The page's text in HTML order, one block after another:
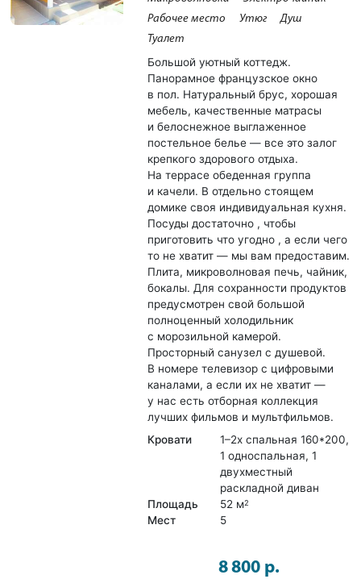
Рабочее место
Утюг
Душ
Туалет
Большой уютный коттедж.
Панорамное французское окно
в пол. Натуральный брус, хорошая
мебель, качественные матрасы
и белоснежное выглаженное
постельное белье — все это залог
крепкого здорового отдыха.
На террасе обеденная группа
и качели. В отдельно стоящем
домике своя индивидуальная кухня.
Посуды достаточно , чтобы
приготовить что угодно , а если чего
то не хватит — мы вам предоставим.
Плита, микроволновая печь, чайник,
бокалы. Для сохранности продуктов
предусмотрен свой большой
полноценный холодильник
с морозильной камерой.
Просторный санузел с душевой.
В номере телевизор с цифровыми
каналами, а если их не хватит —
у нас есть отборная коллекция
лучших фильмов и мультфильмов.
Кровати
1–2х спальная 160*200,
1 односпальная, 1
двухместный
раскладной диван
Площадь
52 м2
Мест 5
8 800 р.